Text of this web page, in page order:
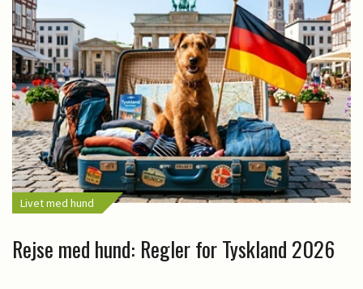
Livet med hund
Rejse med hund: Regler for Tyskland 2026